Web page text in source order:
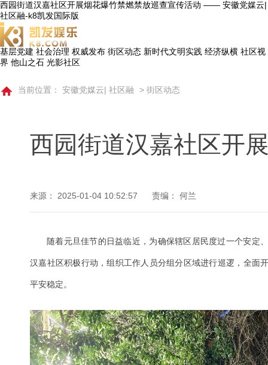
西园街道汉嘉社区开展烟花爆竹禁燃禁放巡查宣传活动 —— 安徽党媒云|
社区融-k8凯发国际版
基层党建 社会治理 权威发布 街区动态 新时代文明实践 经济纵横 社区视
界 他山之石 光影社区
当前位置： 安徽党媒云| 社区融 > 街区动态
西园街道汉嘉社区开
来源： 2025-01-04 10:52:57 责编： 何兰
随着元旦佳节的日益临近，为确保辖区居民度过一个安定
汉嘉社区积极行动，组织工作人员分组分区域进行巡逻，全面
平安稳定。